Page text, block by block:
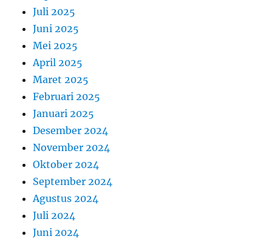
Juli 2025
Juni 2025
Mei 2025
April 2025
Maret 2025
Februari 2025
Januari 2025
Desember 2024
November 2024
Oktober 2024
September 2024
Agustus 2024
Juli 2024
Juni 2024